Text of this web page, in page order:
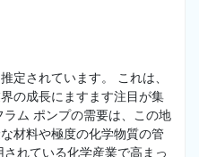
定されています。 これは、
の成長にますます注目が集
ム ポンプの需要は、この地
材料や極度の化学物質の管
れている化学産業で高まっ